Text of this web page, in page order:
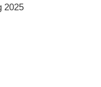
2025